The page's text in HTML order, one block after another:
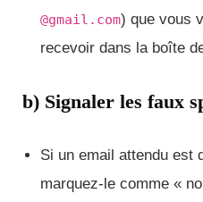
@gmail.com) que vous
recevoir dans la boîte
b) Signaler les faux
Si un email attendu est
marquez-le comme «